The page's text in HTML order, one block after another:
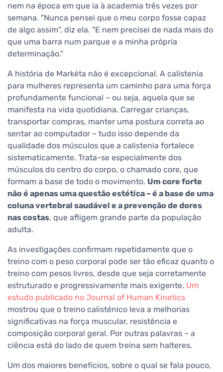
nem na época em que ia à academia três vezes por
semana. "Nunca pensei que o meu corpo fosse capaz
de algo assim", diz ela. "E nem precisei de nada mais do
que uma barra num parque e a minha própria
determinação."
A história de Markéta não é excepcional. A calistenia
para mulheres representa um caminho para uma força
profundamente funcional – ou seja, aquela que se
manifesta na vida quotidiana. Carregar crianças,
transportar compras, manter uma postura correta ao
sentar ao computador – tudo isso depende da
qualidade dos músculos que a calistenia fortalece
sistematicamente. Trata-se especialmente dos
músculos do centro do corpo, o chamado core, que
formam a base de todo o movimento. Um core forte
não é apenas uma questão estética – é a base de uma
coluna vertebral saudável e a prevenção de dores
nas costas, que afligem grande parte da população
adulta.
As investigações confirmam repetidamente que o
treino com o peso corporal pode ser tão eficaz quanto o
treino com pesos livres, desde que seja corretamente
estruturado e progressivamente mais exigente. Um
estudo publicado no Journal of Human Kinetics
mostrou que o treino calisténico leva a melhorias
significativas na força muscular, resistência e
composição corporal geral. Por outras palavras – a
ciência está do lado de quem treina sem halteres.
Um dos maiores benefícios, sobre o qual se fala pouco,